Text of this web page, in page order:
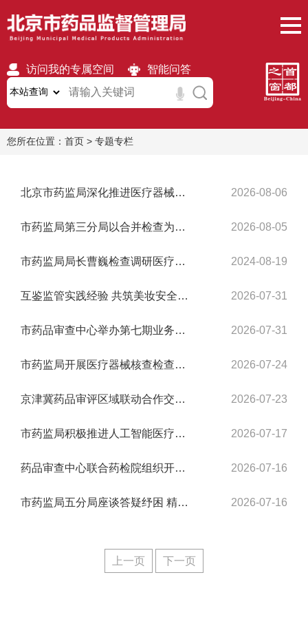
访问我的专属空间 智能问答
无障碍 繁體 移动版
您所在位置： 首页 > 专题专栏
北京市药监局深化推进医疗器械警戒试点工作 2026-08-06
市药监局第三分局以合并检查为载体聚力提升医疗器械生产协同监管工作质效 2026-08-05
市药监局局长曹巍检查调研医疗器械研发生产企业 2024-08-19
互鉴监管实践经验 共筑美妆安全线 ——京粤两地开展化妆品监管座谈 2026-07-31
市药品审查中心举办第七期业务精品课培训全力提升药品流通检查效能 2026-07-31
市药监局开展医疗器械核查检查专题培训 2026-07-24
京津冀药品审评区域联动合作交流工作会顺利召开 2026-07-23
市药监局积极推进人工智能医疗器械 上市后科学监管 2026-07-17
药品审查中心联合药检院组织开展专题培训交流 提升生物样本分析检测能力 2026-07-16
市药监局五分局座谈答疑纾困 精准赋能新版规范平稳落地 2026-07-16
上一页 下一页